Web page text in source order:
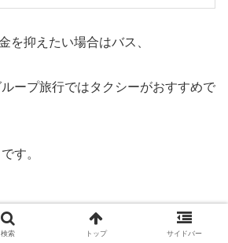
を抑えたい場合はバス、
ープ旅行ではタクシーがおすすめで
す。
検索 トップ サイドバー